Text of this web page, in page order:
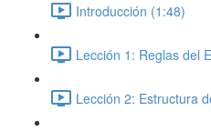
Introducción (1:48)
Lección 1: Reglas del
Lección 2: Estructura